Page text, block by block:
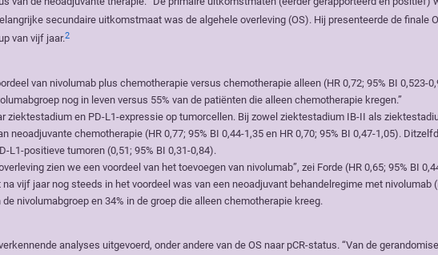
secundaire uitkomstmaat was de algehele overleving (OS). Hij presenteerde de finale
van vijf jaar.2
van nivolumab plus chemotherapie versus chemotherapie alleen (HR 0,72; 95% BI 0,523-
nog in leven versus 55% van de patiënten die alleen chemotherapie kregen.”
ziektestadium en PD-L1-expressie op tumorcellen. Bij zowel ziektestadium IB-II als
neoadjuvante chemotherapie (HR 0,77; 95% BI 0,44-1,35 en HR 0,70; 95% BI 0,47-1,05).
L1-positieve tumoren (0,51; 95% BI 0,31-0,84).
zien we een voordeel van het toevoegen van nivolumab”, zei Forde (HR 0,65; 95% BI
vijf jaar nog steeds in het voordeel was van een neoadjuvant behandelregime met nivolumab
nivolumabgroep en 34% in de groep die alleen chemotherapie kreeg.
analyses uitgevoerd, onder andere van de OS naar pCR-status. “Van de